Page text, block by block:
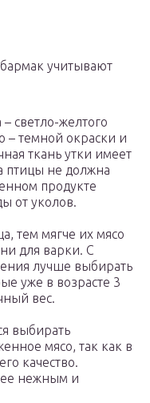
учитывают
светло-желтого
– темной окраски и
ткань утки имеет
птицы не должна
продукте
от уколов.
тем мягче их мясо
для варки. С
лучше выбирать
уже в возрасте 3
вес.
выбирать
мясо, так как в
качество.
нежным и